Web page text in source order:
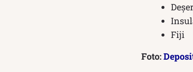
Fiji
Foto: